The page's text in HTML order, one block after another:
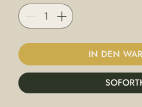
IN DEN